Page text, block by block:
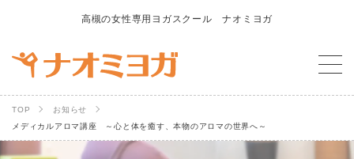
高槻の女性専用ヨガスクール ナオミヨガ
TOP
お知らせ
メディカルアロマ講座 ～心と体を癒す、本物のアロマの世界へ～